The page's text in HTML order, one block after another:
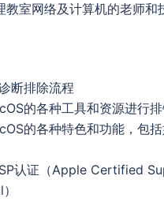
教室网络及计算机的老师和
断排除流程
的各种工具和资源进行
的各种特色和功能，包
认证（Apple Certified